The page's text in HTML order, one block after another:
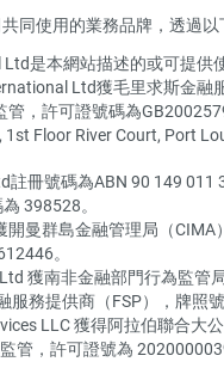
同使用的業務品牌，透過以
是本網站描述的或可提供
Ltd獲毛里求斯金融
管，許可證號碼為
1st Floor River Court, Port
註冊號碼為ABN 90 149 011
398528。
曼群島金融管理局（CIMA
。
獲南非金融部門行為監管
務提供商（FSP），牌照號
LLC 獲得阿拉伯聯合大
管，許可證號為